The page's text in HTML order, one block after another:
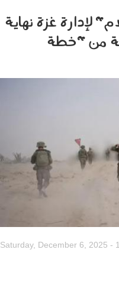
لإدارة غزة نهاية
من "خطة
Saturday, December 6, 2025 -